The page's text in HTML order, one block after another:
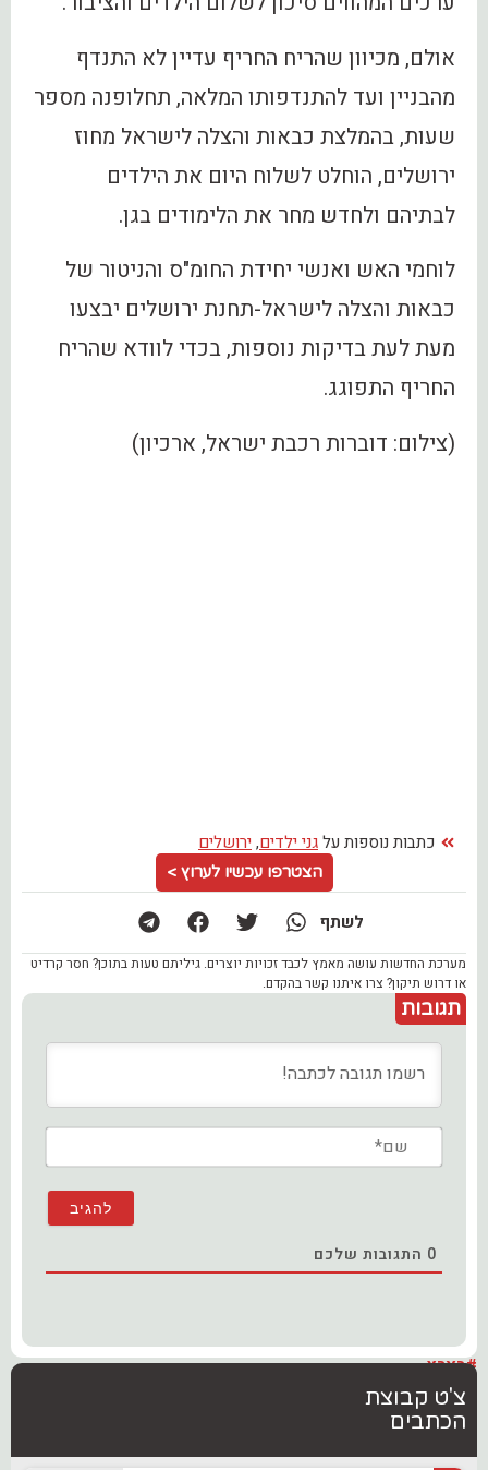
אולם, מכיוון שהריח החריף עדיין לא התנדף
מהבניין ועד להתנדפותו המלאה, תחלופנה מספר
שעות, בהמלצת כבאות והצלה לישראל מחוז
ירושלים, הוחלט לשלוח היום את הילדים
לבתיהם ולחדש מחר את הלימודים בגן.
לוחמי האש ואנשי יחידת החומ"ס והניטור של
כבאות והצלה לישראל-תחנת ירושלים יבצעו
מעת לעת בדיקות נוספות, בכדי לוודא שהריח
החריף התפוגג.
(צילום: דוברות רכבת ישראל, ארכיון)
כתבות נוספות עלגני ילדים, ירושלים
הצטרפו עכשיו לערוץ >
לשתף
מערכת החדשות עושה מאמץ לכבד זכויות יוצרים. גיליתם טעות בתוכן? חסר קרדיט
או דרוש תיקון? צרו איתנו קשר בהקדם.
תגובות
0 התגובות שלכם
#בארץ
צ'ט קבוצת
הכתבים